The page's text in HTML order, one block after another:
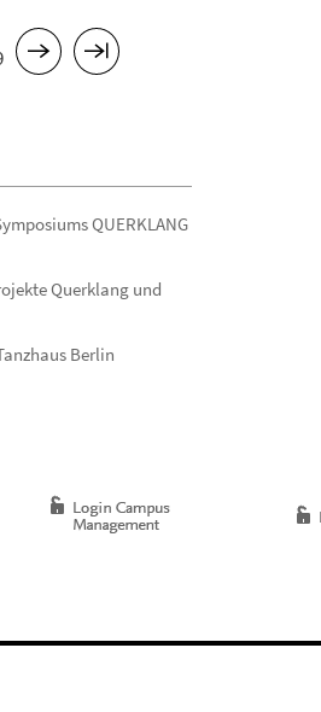
QUERKLANG
Querklang und
Berlin